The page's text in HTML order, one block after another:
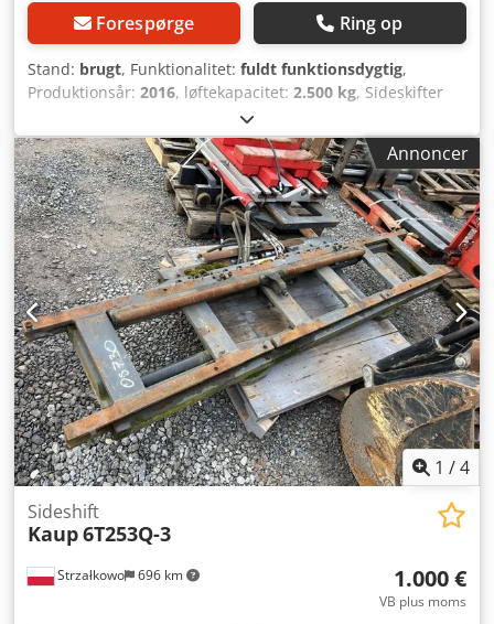
Forespørge Ring op
Stand: brugt, Funktionalitet: fuldt funktionsdygtig,
Produktionsår: 2016, løftekapacitet: 2.500 kg, Sideskifter
ISO-klasse: ISO-klasse 2 = 1.000 - 2.500 kg Tilstand: Klar til
brug og fuldt funktionel Teknisk tilstand: god Djdpfx Ajzi H
Spokxokr
Annoncer
1 /4
Strzałkowo 696 km
Sideshift
Kaup6T253Q-3
1.000 €
VB plus moms